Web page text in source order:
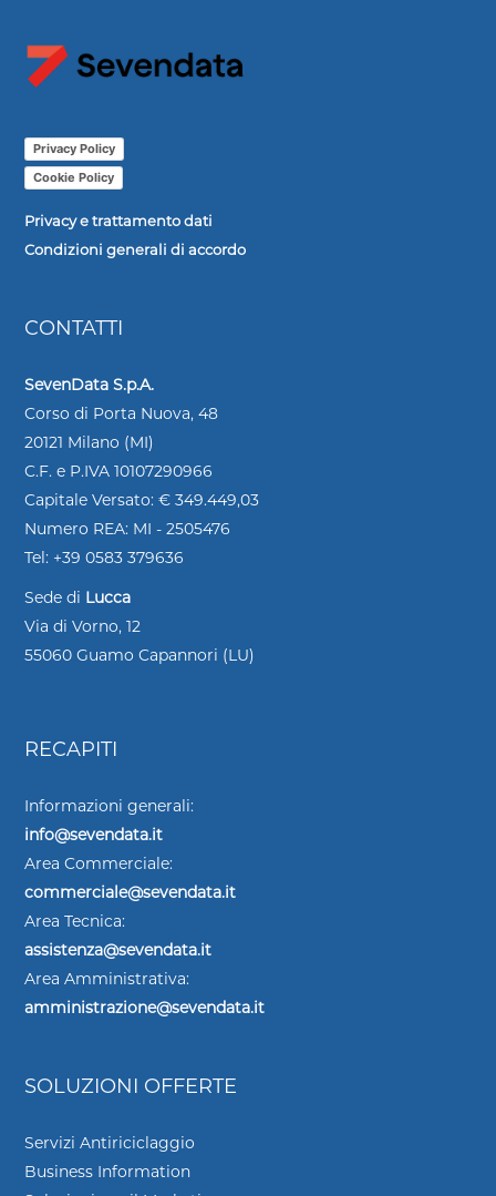
Privacy Policy
Cookie Policy
Privacy e trattamento dati
Condizioni generali di accordo
CONTATTI
SevenData S.p.A.
Corso di Porta Nuova, 48
20121 Milano (MI)
C.F. e P.IVA 10107290966
Capitale Versato: € 349.449,03
Numero REA: MI - 2505476
Tel: +39 0583 379636
Sede di Lucca
Via di Vorno, 12
55060 Guamo Capannori (LU)
RECAPITI
Informazioni generali:
info@sevendata.it
Area Commerciale:
commerciale@sevendata.it
Area Tecnica:
assistenza@sevendata.it
Area Amministrativa:
amministrazione@sevendata.it
SOLUZIONI OFFERTE
Servizi Antiriciclaggio
Business Information